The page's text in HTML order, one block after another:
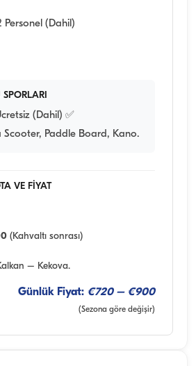
Personel (Dahil)
(Dahil) ✅
Scooter, Paddle Board, Kano.
VE FİYAT
(Kahvaltı sonrası)
– Kekova.
Günlük Fiyat: €720 – €900
(Sezona göre değişir)